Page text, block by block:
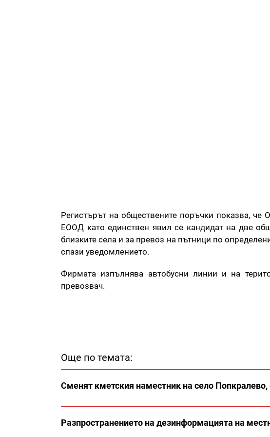
Регистърът на обществените поръчки показва,
ЕООД като единствен явил се кандидат на две
близките села и за превоз на пътници по
спази уведомлението.
Фирмата изпълнява автобусни линии и на
превозвач.
Още по темата:
Сменят кметския наместник на село Попкралево,
Разпространението на дезинформацията на